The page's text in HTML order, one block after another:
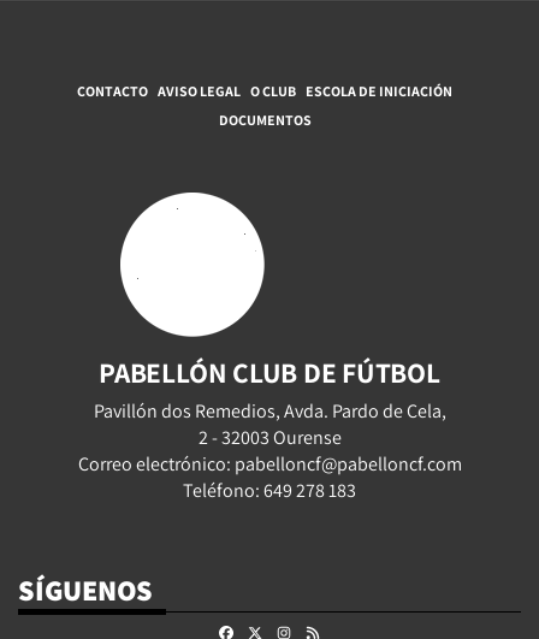
CONTACTO AVISO LEGAL O CLUB ESCOLA DE INICIACIÓN
DOCUMENTOS
PABELLÓN CLUB DE FÚTBOL
Pavillón dos Remedios, Avda. Pardo de Cela,
2 - 32003 Ourense
Correo electrónico: pabelloncf@pabelloncf.com
Teléfono: 649 278 183
SÍGUENOS
FacebookInstagram